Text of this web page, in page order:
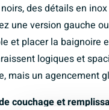
des détails en
une version gauche
et placer la baignoire
logiques et
mais un agencement
couchage et